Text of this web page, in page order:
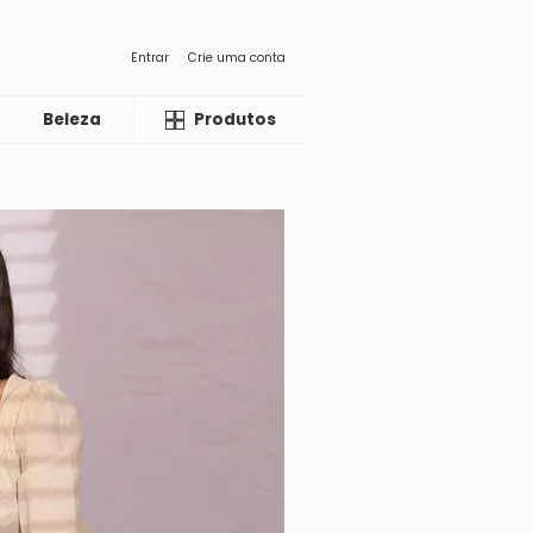
Entrar Crie uma conta
Beleza LiquidaProdutos